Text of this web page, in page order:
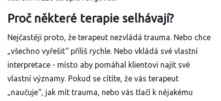
Proč některé terapie selhávají?
Nejčastěji proto, že terapeut nezvládá trauma. Nebo chce
„všechno vyřešit“ příliš rychle. Nebo vkládá své vlastní
interpretace - místo aby pomáhal klientovi najít své
vlastní významy. Pokud se cítíte, že vás terapeut
„naučuje“, jak mít trauma, nebo vás tlačí k nějakému